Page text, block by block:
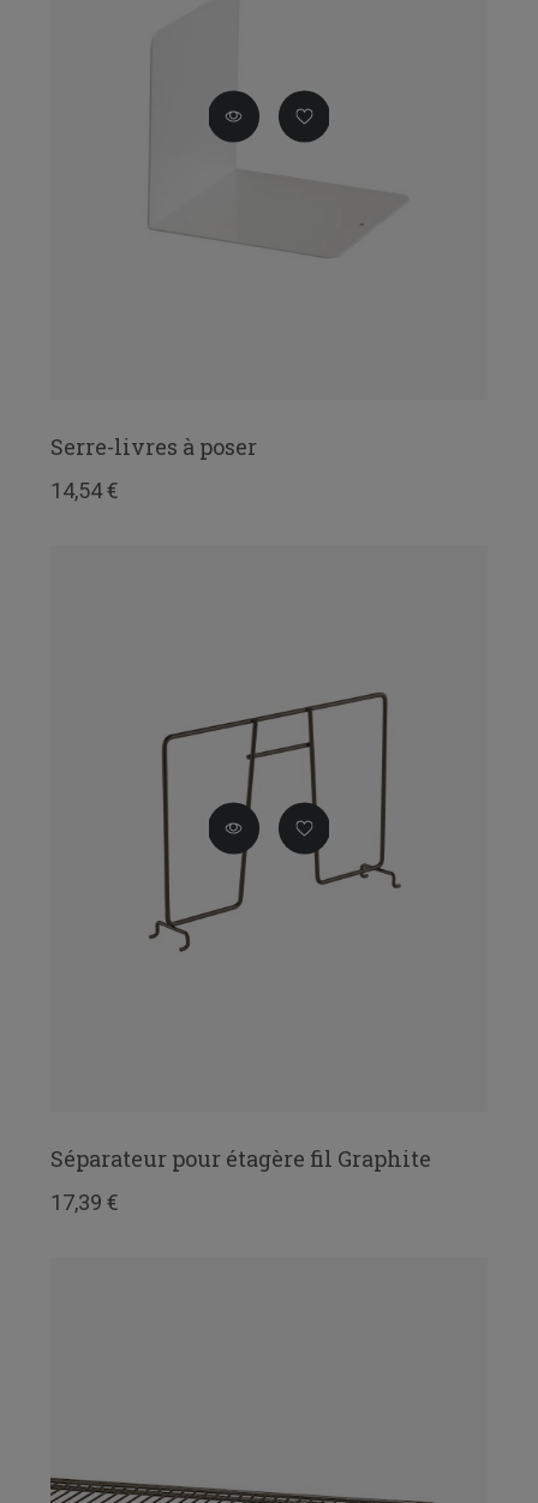
Serre-livres à poser
14,54 €
Séparateur pour étagère fil Graphite
17,39 €